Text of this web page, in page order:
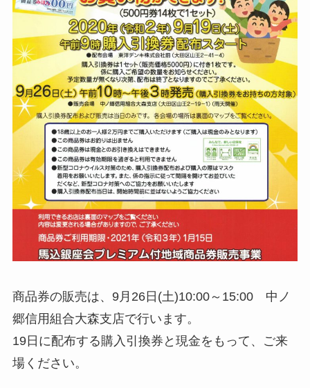
商品券の販売は、9月26日(土)10:00～15:00 中ノ
郷信用組合大森支店で行います。
19日に配布する購入引換券と現金をもって、ご来
場ください。